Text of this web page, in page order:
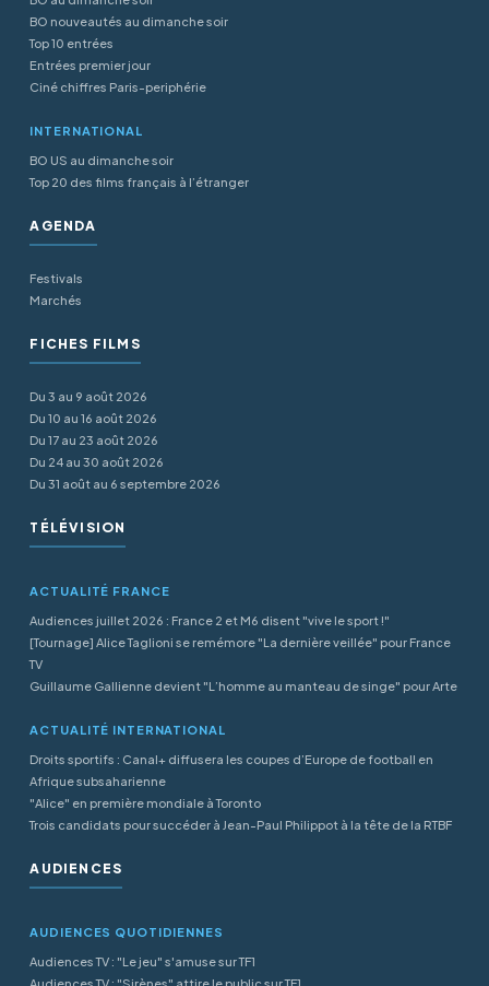
BO nouveautés au dimanche soir
Top 10 entrées
Entrées premier jour
Ciné chiffres Paris-periphérie
INTERNATIONAL
BO US au dimanche soir
Top 20 des films français à l’étranger
AGENDA
Festivals
Marchés
FICHES FILMS
Du 3 au 9 août 2026
Du 10 au 16 août 2026
Du 17 au 23 août 2026
Du 24 au 30 août 2026
Du 31 août au 6 septembre 2026
TÉLÉVISION
ACTUALITÉ FRANCE
Audiences juillet 2026 : France 2 et M6 disent "vive le sport !"
[Tournage] Alice Taglioni se remémore "La dernière veillée" pour France
TV
Guillaume Gallienne devient "L’homme au manteau de singe" pour Arte
ACTUALITÉ INTERNATIONAL
Droits sportifs : Canal+ diffusera les coupes d’Europe de football en
Afrique subsaharienne
"Alice" en première mondiale à Toronto
Trois candidats pour succéder à Jean-Paul Philippot à la tête de la RTBF
AUDIENCES
AUDIENCES QUOTIDIENNES
Audiences TV : "Le jeu" s'amuse sur TF1
Audiences TV : "Sirènes" attire le public sur TF1